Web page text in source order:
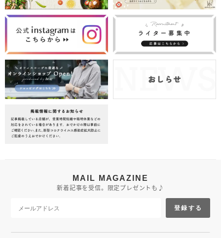
MAIL MAGAZINE
新着記事を受信。限定プレゼントも♪
登録する